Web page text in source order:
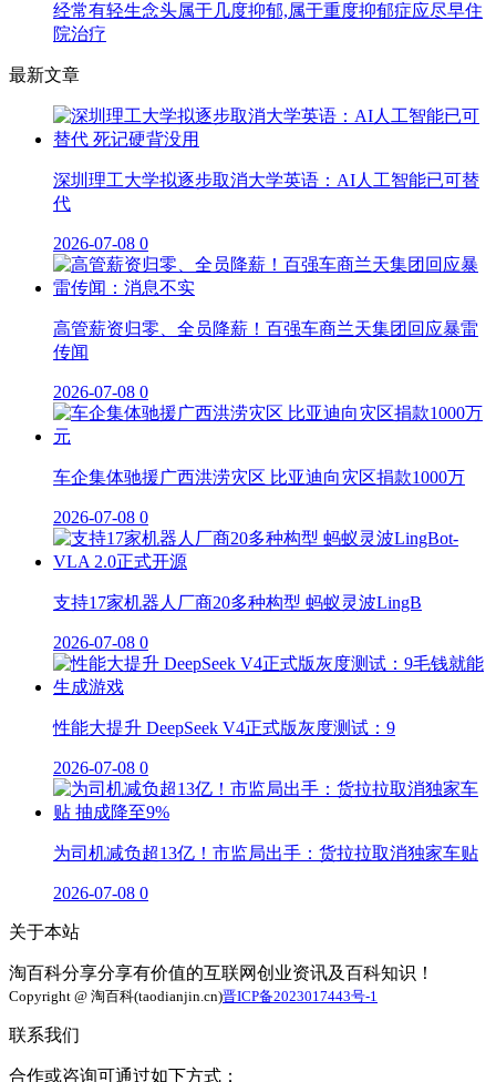
经常有轻生念头属于几度抑郁,属于重度抑郁症应尽早住
院治疗
最新文章
深圳理工大学拟逐步取消大学英语：AI人工智能已可替
代
2026-07-08 0
高管薪资归零、全员降薪！百强车商兰天集团回应暴雷
传闻
2026-07-08 0
车企集体驰援广西洪涝灾区 比亚迪向灾区捐款1000万
2026-07-08 0
支持17家机器人厂商20多种构型 蚂蚁灵波LingB
2026-07-08 0
性能大提升 DeepSeek V4正式版灰度测试：9
2026-07-08 0
为司机减负超13亿！市监局出手：货拉拉取消独家车贴
2026-07-08 0
关于本站
淘百科分享分享有价值的互联网创业资讯及百科知识！
Copyright @ 淘百科(taodianjin.cn)晋ICP备2023017443号-1
联系我们
合作或咨询可通过如下方式：